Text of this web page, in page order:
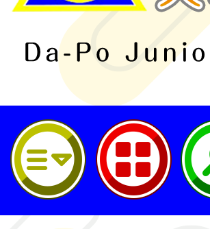
桃園市立大坡國民中學